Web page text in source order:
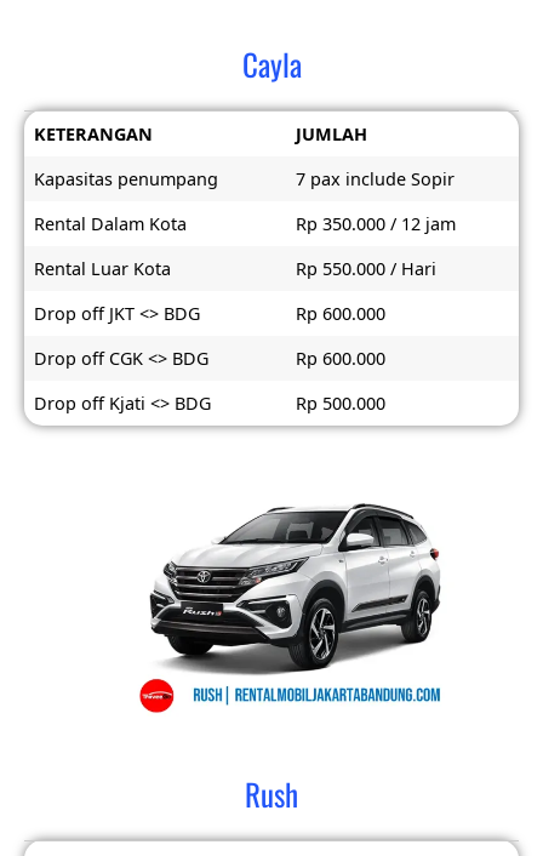
Cayla
KETERANGAN
JUMLAH
Kapasitas penumpang
7 pax include Sopir
Rental Dalam Kota
Rp 350.000 / 12 jam
Rental Luar Kota
Rp 550.000 / Hari
Drop off JKT <> BDG
Rp 600.000
Drop off CGK <> BDG
Rp 600.000
Drop off Kjati <> BDG
Rp 500.000
Rush